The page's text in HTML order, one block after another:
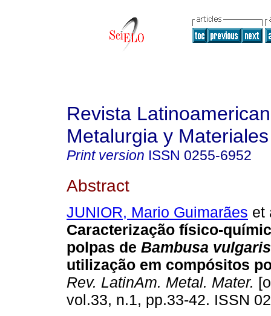
Revista
Metalurgia y Materiales
Print version ISSN 0255-6952
Abstract
JUNIOR, Mario Guimarães et
Caracterização físico-
polpas de Bambusa
utilização em compósitos
Rev. LatinAm. Metal. Mater.
vol.33, n.1, pp.33-42. ISSN